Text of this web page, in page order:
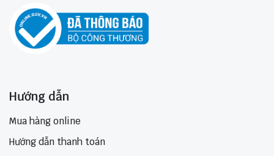
Hướng dẫn
Mua hàng online
Hướng dẫn thanh toán